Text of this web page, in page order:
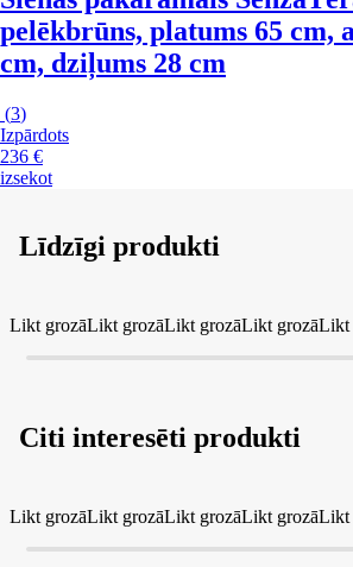
pelēkbrūns, platums 65 cm,
cm, dziļums 28 cm
(3)
Izpārdots
236 €
izsekot
Līdzīgi produkti
Likt grozāLikt grozāLikt grozāLikt grozāLikt
Citi interesēti produkti
Likt grozāLikt grozāLikt grozāLikt grozāLikt